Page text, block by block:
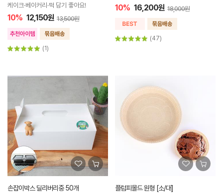
케이크·베이커리·떡 담기 좋아요!
10% 12,150원 13,500원
(1)
10% 16,200원 18,000원
(47)
손잡이박스 딜리버리중 50개 플럼피몰드 원형 [소/대]